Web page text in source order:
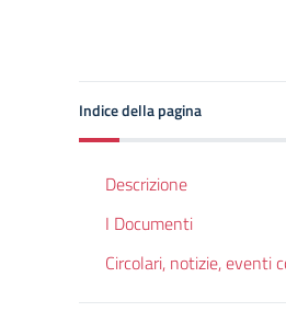
Indice della pagina
Descrizione
I Documenti
Circolari, notizie, eventi